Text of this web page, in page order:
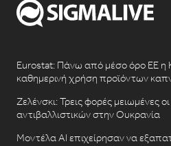
Eurostat: Πάνω από μέσο όρο ΕΕ η
καθημερινή χρήση προϊόντων
Ζελένσκι: Τρεις φορές μειωμένες
αντιβαλλιστικών στην Ουκρανία
Μοντέλα AI επιχείρησαν να